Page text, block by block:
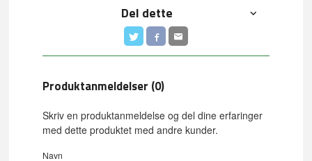
Del dette
Produktanmeldelser (0)
Skriv en produktanmeldelse og del dine erfaringer
med dette produktet med andre kunder.
Navn